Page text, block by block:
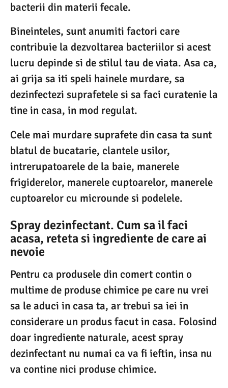
bacterii din materii fecale.
Bineinteles, sunt anumiti factori care
contribuie la dezvoltarea bacteriilor si acest
lucru depinde si de stilul tau de viata. Asa ca,
ai grija sa iti speli hainele murdare, sa
dezinfectezi suprafetele si sa faci curatenie la
tine in casa, in mod regulat.
Cele mai murdare suprafete din casa ta sunt
blatul de bucatarie, clantele usilor,
intrerupatoarele de la baie, manerele
frigiderelor, manerele cuptoarelor, manerele
cuptoarelor cu microunde si podelele.
Spray dezinfectant. Cum sa il faci
acasa, reteta si ingrediente de care ai
nevoie
Pentru ca produsele din comert contin o
multime de produse chimice pe care nu vrei
sa le aduci in casa ta, ar trebui sa iei in
considerare un produs facut in casa. Folosind
doar ingrediente naturale, acest spray
dezinfectant nu numai ca va fi ieftin, insa nu
va contine nici produse chimice.